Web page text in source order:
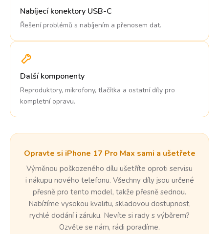
Nabíjecí konektory USB-C
Řešení problémů s nabíjením a přenosem dat.
Další komponenty
Reproduktory, mikrofony, tlačítka a ostatní díly pro
kompletní opravu.
Opravte si iPhone 17 Pro Max sami a ušetřete
Výměnou poškozeného dílu ušetříte oproti servisu
i nákupu nového telefonu. Všechny díly jsou určené
přesně pro tento model, takže přesně sednou.
Nabízíme vysokou kvalitu, skladovou dostupnost,
rychlé dodání i záruku. Nevíte si rady s výběrem?
Ozvěte se nám, rádi poradíme.